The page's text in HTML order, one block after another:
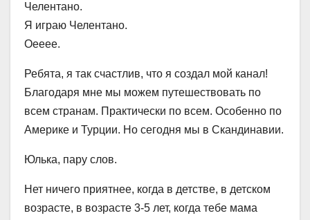
Челентано.
Я играю Челентано.
Оееее.
Ребята, я так счастлив, что я создал мой канал!
Благодаря мне мы можем путешествовать по
всем странам. Практически по всем. Особенно по
Америке и Турции. Но сегодня мы в Скандинавии.
Юлька, пару слов.
Нет ничего приятнее, когда в детстве, в детском
возрасте, в возрасте 3-5 лет, когда тебе мама